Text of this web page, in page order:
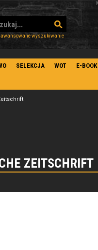
wyszukiwanie
SELEKCJA WOT E-BOOK
ZEITSCHRIFT